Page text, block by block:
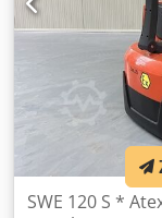
Temp klasse = T4
Delig -
Crjdpfozq T Nwjx
pallets
SWE 120 S *